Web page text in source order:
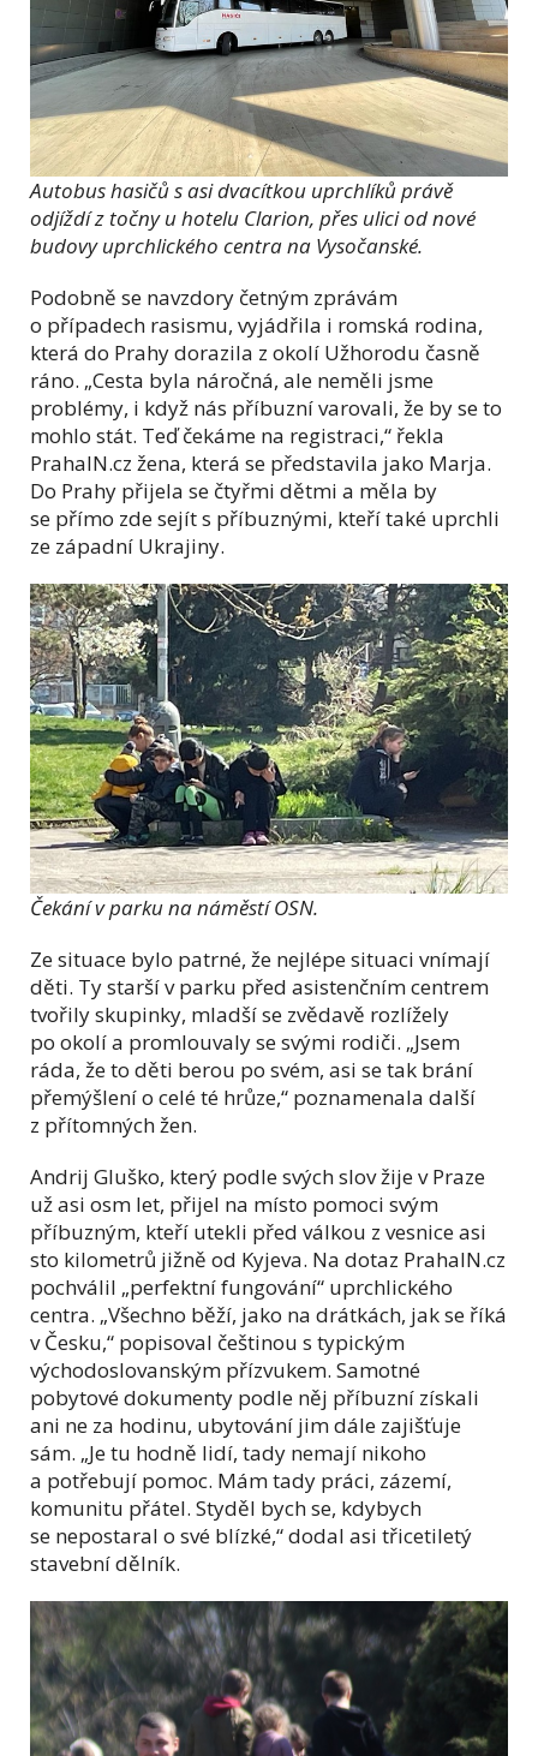
Autobus hasičů s asi dvacítkou uprchlíků právě
odjíždí z točny u hotelu Clarion, přes ulici od nové
budovy uprchlického centra na Vysočanské.
Podobně se navzdory četným zprávám
o případech rasismu, vyjádřila i romská rodina,
která do Prahy dorazila z okolí Užhorodu časně
ráno. „Cesta byla náročná, ale neměli jsme
problémy, i když nás příbuzní varovali, že by se to
mohlo stát. Teď čekáme na registraci,“ řekla
PrahaIN.cz žena, která se představila jako Marja.
Do Prahy přijela se čtyřmi dětmi a měla by
se přímo zde sejít s příbuznými, kteří také uprchli
ze západní Ukrajiny.
Čekání v parku na náměstí OSN.
Ze situace bylo patrné, že nejlépe situaci vnímají
děti. Ty starší v parku před asistenčním centrem
tvořily skupinky, mladší se zvědavě rozlížely
po okolí a promlouvaly se svými rodiči. „Jsem
ráda, že to děti berou po svém, asi se tak brání
přemýšlení o celé té hrůze,“ poznamenala další
z přítomných žen.
Andrij Gluško, který podle svých slov žije v Praze
už asi osm let, přijel na místo pomoci svým
příbuzným, kteří utekli před válkou z vesnice asi
sto kilometrů jižně od Kyjeva. Na dotaz PrahaIN.cz
pochválil „perfektní fungování“ uprchlického
centra. „Všechno běží, jako na drátkách, jak se říká
v Česku,“ popisoval češtinou s typickým
východoslovanským přízvukem. Samotné
pobytové dokumenty podle něj příbuzní získali
ani ne za hodinu, ubytování jim dále zajišťuje
sám. „Je tu hodně lidí, tady nemají nikoho
a potřebují pomoc. Mám tady práci, zázemí,
komunitu přátel. Styděl bych se, kdybych
se nepostaral o své blízké,“ dodal asi třicetiletý
stavební dělník.